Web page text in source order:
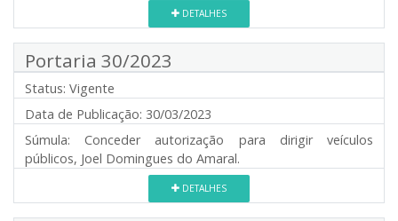
DETALHES
Portaria 30/2023
Status: Vigente
Data de Publicação: 30/03/2023
Súmula: Conceder autorização para dirigir veículos
públicos, Joel Domingues do Amaral.
DETALHES